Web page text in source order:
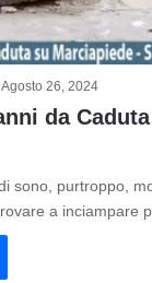
Agosto 26, 2024
da Caduta
sono, purtroppo,
a inciampare